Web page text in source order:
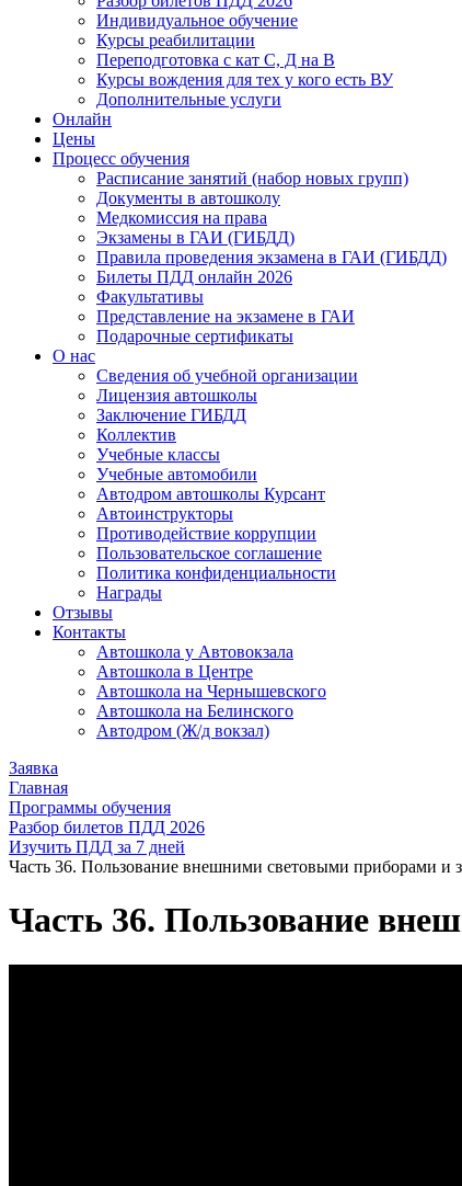
Индивидуальное обучение
Курсы реабилитации
Переподготовка с кат С, Д на В
Курсы вождения для тех у кого есть ВУ
Дополнительные услуги
Онлайн
Цены
Процесс обучения
Расписание занятий (набор новых групп)
Документы в автошколу
Медкомиссия на права
Экзамены в ГАИ (ГИБДД)
Правила проведения экзамена в ГАИ (ГИБДД)
Билеты ПДД онлайн 2026
Факультативы
Представление на экзамене в ГАИ
Подарочные сертификаты
О нас
Сведения об учебной организации
Лицензия автошколы
Заключение ГИБДД
Коллектив
Учебные классы
Учебные автомобили
Автодром автошколы Курсант
Автоинструкторы
Противодействие коррупции
Пользовательское соглашение
Политика конфиденциальности
Награды
Отзывы
Контакты
Автошкола у Автовокзала
Автошкола в Центре
Автошкола на Чернышевского
Автошкола на Белинского
Автодром (Ж/д вокзал)
Заявка
Главная
Программы обучения
Разбор билетов ПДД 2026
Изучить ПДД за 7 дней
Часть 36. Пользование внешними световыми приборами и
Часть 36. Пользование